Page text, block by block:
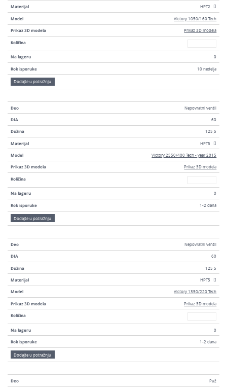
Materijal HPT2
Model Victory 1050/160 Tech
Prikaz 3D modela Prikaz 3D modela
Količina
Na lageru 0
Rok isporuke 10 nedelja
Dodajte u potražnju
Deo Nepovratni ventil
DIA 60
Dužina 125,5
Materijal HPT5
Model Victory 2550/400 Tech - year 2015
Prikaz 3D modela Prikaz 3D modela
Količina
Na lageru 0
Rok isporuke 1-2 dana
Dodajte u potražnju
Deo Nepovratni ventil
DIA 60
Dužina 125,5
Materijal HPT5
Model Victory 1350/220 Tech
Prikaz 3D modela Prikaz 3D modela
Količina
Na lageru 0
Rok isporuke 1-2 dana
Dodajte u potražnju
Deo Puž